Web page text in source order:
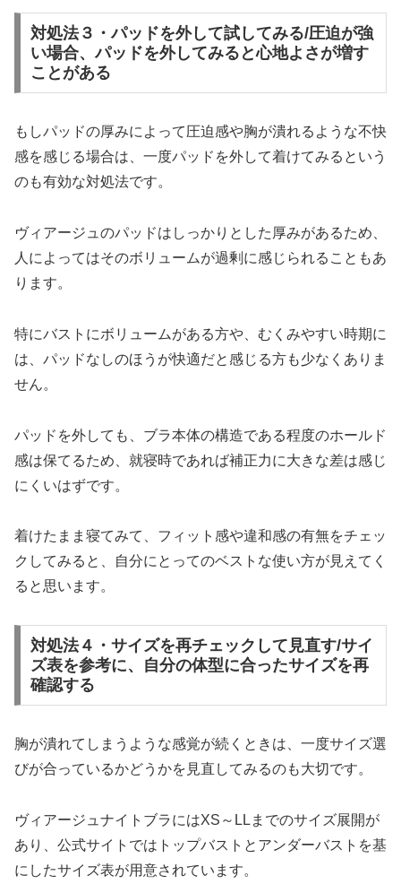
対処法３・パッドを外して試してみる/圧迫が強
い場合、パッドを外してみると心地よさが増す
ことがある
もしパッドの厚みによって圧迫感や胸が潰れるような不快
感を感じる場合は、一度パッドを外して着けてみるという
のも有効な対処法です。
ヴィアージュのパッドはしっかりとした厚みがあるため、
人によってはそのボリュームが過剰に感じられることもあ
ります。
特にバストにボリュームがある方や、むくみやすい時期に
は、パッドなしのほうが快適だと感じる方も少なくありま
せん。
パッドを外しても、ブラ本体の構造である程度のホールド
感は保てるため、就寝時であれば補正力に大きな差は感じ
にくいはずです。
着けたまま寝てみて、フィット感や違和感の有無をチェッ
クしてみると、自分にとってのベストな使い方が見えてく
ると思います。
対処法４・サイズを再チェックして見直す/サイ
ズ表を参考に、自分の体型に合ったサイズを再
確認する
胸が潰れてしまうような感覚が続くときは、一度サイズ選
びが合っているかどうかを見直してみるのも大切です。
ヴィアージュナイトブラにはXS～LLまでのサイズ展開が
あり、公式サイトではトップバストとアンダーバストを基
にしたサイズ表が用意されています。